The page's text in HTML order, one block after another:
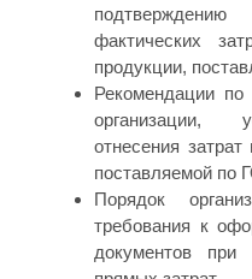
фактических
продукции,
Рекомендации по
организации,
отнесения
поставляемой по
Порядок
требования к
документов при